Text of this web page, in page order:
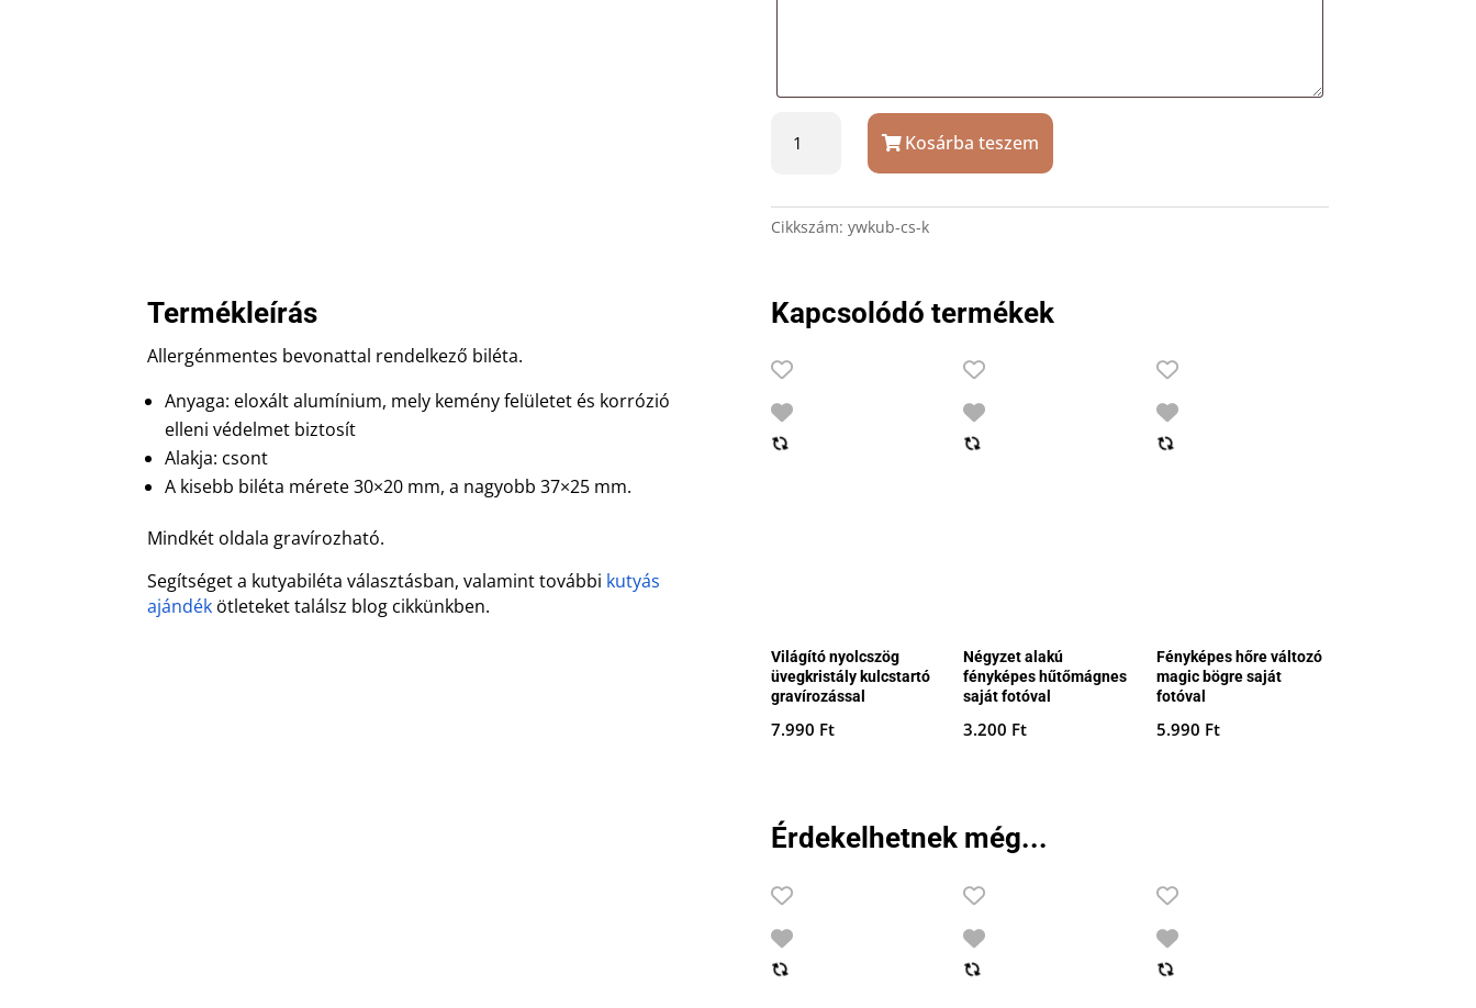
eloxált
Kosárba teszem
Cikkszám: ywkub-cs-k
Termékleírás
Allergénmentes bevonattal rendelkező biléta.
Anyaga: eloxált alumínium, mely kemény felületet és korrózió
elleni védelmet biztosít
Alakja: csont
A kisebb biléta mérete 30×20 mm, a nagyobb 37×25 mm.
Mindkét oldala gravírozható.
Segítséget a kutyabiléta választásban, valamint további kutyás
ajándék ötleteket találsz blog cikkünkben.
Kapcsolódó termékek
Világító nyolcszög
üvegkristály kulcstartó
gravírozással
7.990 Ft
Négyzet alakú
fényképes hűtőmágnes
saját fotóval
3.200 Ft
Fényképes hőre változó
magic bögre saját
fotóval
5.990 Ft
Érdekelhetnek még...